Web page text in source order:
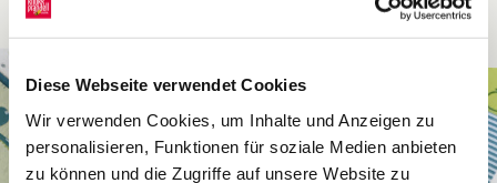
Diese Webseite verwendet Cookies
Wir verwenden Cookies, um Inhalte und Anzeigen zu
personalisieren, Funktionen für soziale Medien anbieten
zu können und die Zugriffe auf unsere Website zu